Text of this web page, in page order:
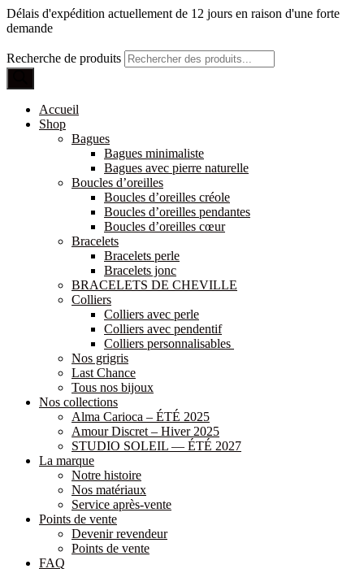
Délais d'expédition actuellement de 12 jours en raison d'une forte
demande
Recherche de produits
Accueil
Shop
Bagues
Bagues minimaliste
Bagues avec pierre naturelle
Boucles d’oreilles
Boucles d’oreilles créole
Boucles d’oreilles pendantes
Boucles d’oreilles cœur
Bracelets
Bracelets perle
Bracelets jonc
BRACELETS DE CHEVILLE
Colliers
Colliers avec perle
Colliers avec pendentif
Colliers personnalisables
Nos grigris
Last Chance
Tous nos bijoux
Nos collections
Alma Carioca – ÉTÉ 2025
Amour Discret – Hiver 2025
STUDIO SOLEIL — ÉTÉ 2027
La marque
Notre histoire
Nos matériaux
Service après-vente
Points de vente
Devenir revendeur
Points de vente
FAQ